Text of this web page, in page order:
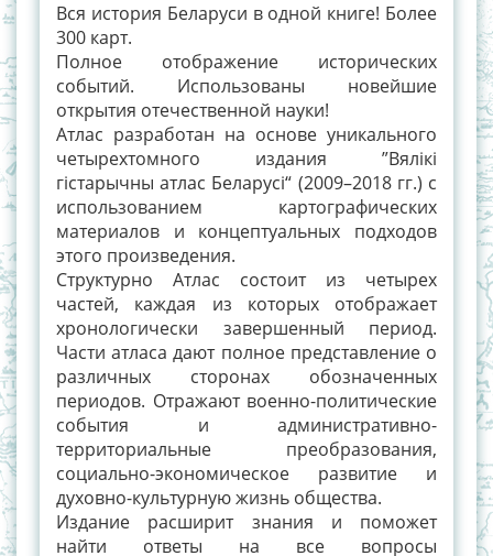
Вся история Беларуси в одной книге! Более
300 карт.
Полное отображение исторических
событий. Использованы новейшие
открытия отечественной науки!
Атлас разработан на основе уникального
четырехтомного издания ”Вялікі
гістарычны атлас Беларусі“ (2009–2018 гг.) с
использованием картографических
материалов и концептуальных подходов
этого произведения.
Структурно Атлас состоит из четырех
частей, каждая из которых отображает
хронологически завершенный период.
Части атласа дают полное представление о
различных сторонах обозначенных
периодов. Отражают военно-политические
события и административно-
территориальные преобразования,
социально-экономическое развитие и
духовно-культурную жизнь общества.
Издание расширит знания и поможет
найти ответы на все вопросы